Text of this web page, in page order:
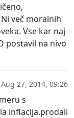
več moralnih
Vse kar naj
postavil na nivo
Aug 27, 2014, 09:26
s
inflacija.prodali